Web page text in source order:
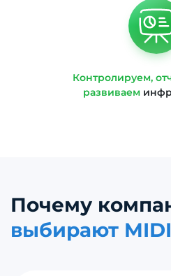
Контролируем,
развиваем
Почему
выбирают